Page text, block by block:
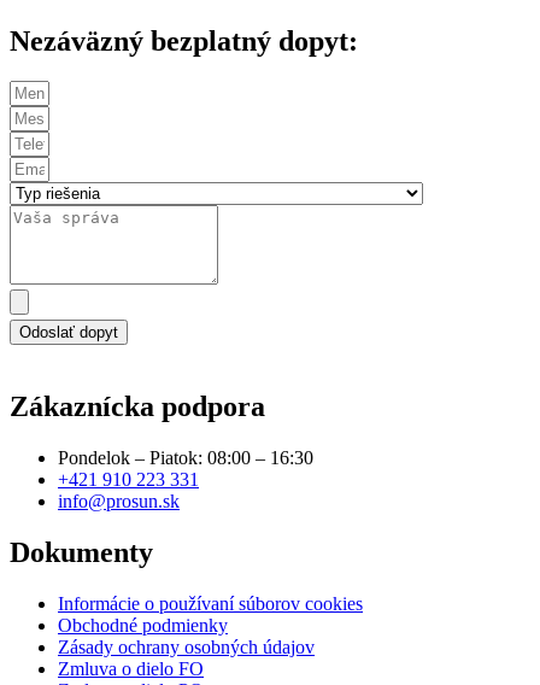
Nezáväzný bezplatný dopyt:
Odoslať dopyt
Zákaznícka podpora
Pondelok – Piatok: 08:00 – 16:30
+421 910 223 331
info@prosun.sk
Dokumenty
Informácie o používaní súborov cookies
Obchodné podmienky
Zásady ochrany osobných údajov
Zmluva o dielo FO